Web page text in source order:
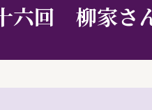
六回 柳家さ